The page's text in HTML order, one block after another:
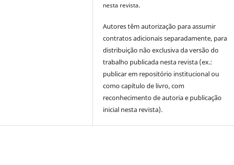
nesta revista.
Autores têm autorização para assumir
contratos adicionais separadamente, para
distribuição não exclusiva da versão do
trabalho publicada nesta revista (ex.:
publicar em repositório institucional ou
como capítulo de livro, com
reconhecimento de autoria e publicação
inicial nesta revista).